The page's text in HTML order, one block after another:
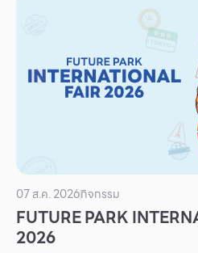
ตำแหน่งงาน
สมัครงาน
สิทธิประโยชน์ที่ฟิวเจอร์พาร์ค
07 ส.ค. 2026กิจกรรม
FUTURE PARK
2026